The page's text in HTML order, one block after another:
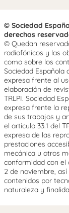
© Sociedad
derechos
© Quedan
radiofónicos y las
como sobre los
Sociedad Española
expresa frente al
elaboración de
TRLPI. Sociedad
expresa frente la
de sus trabajos y
el artículo 33.1 del
expresa de las
prestaciones
mecánica u otros
conformidad con el
2 de noviembre,
contenidos por
naturaleza y